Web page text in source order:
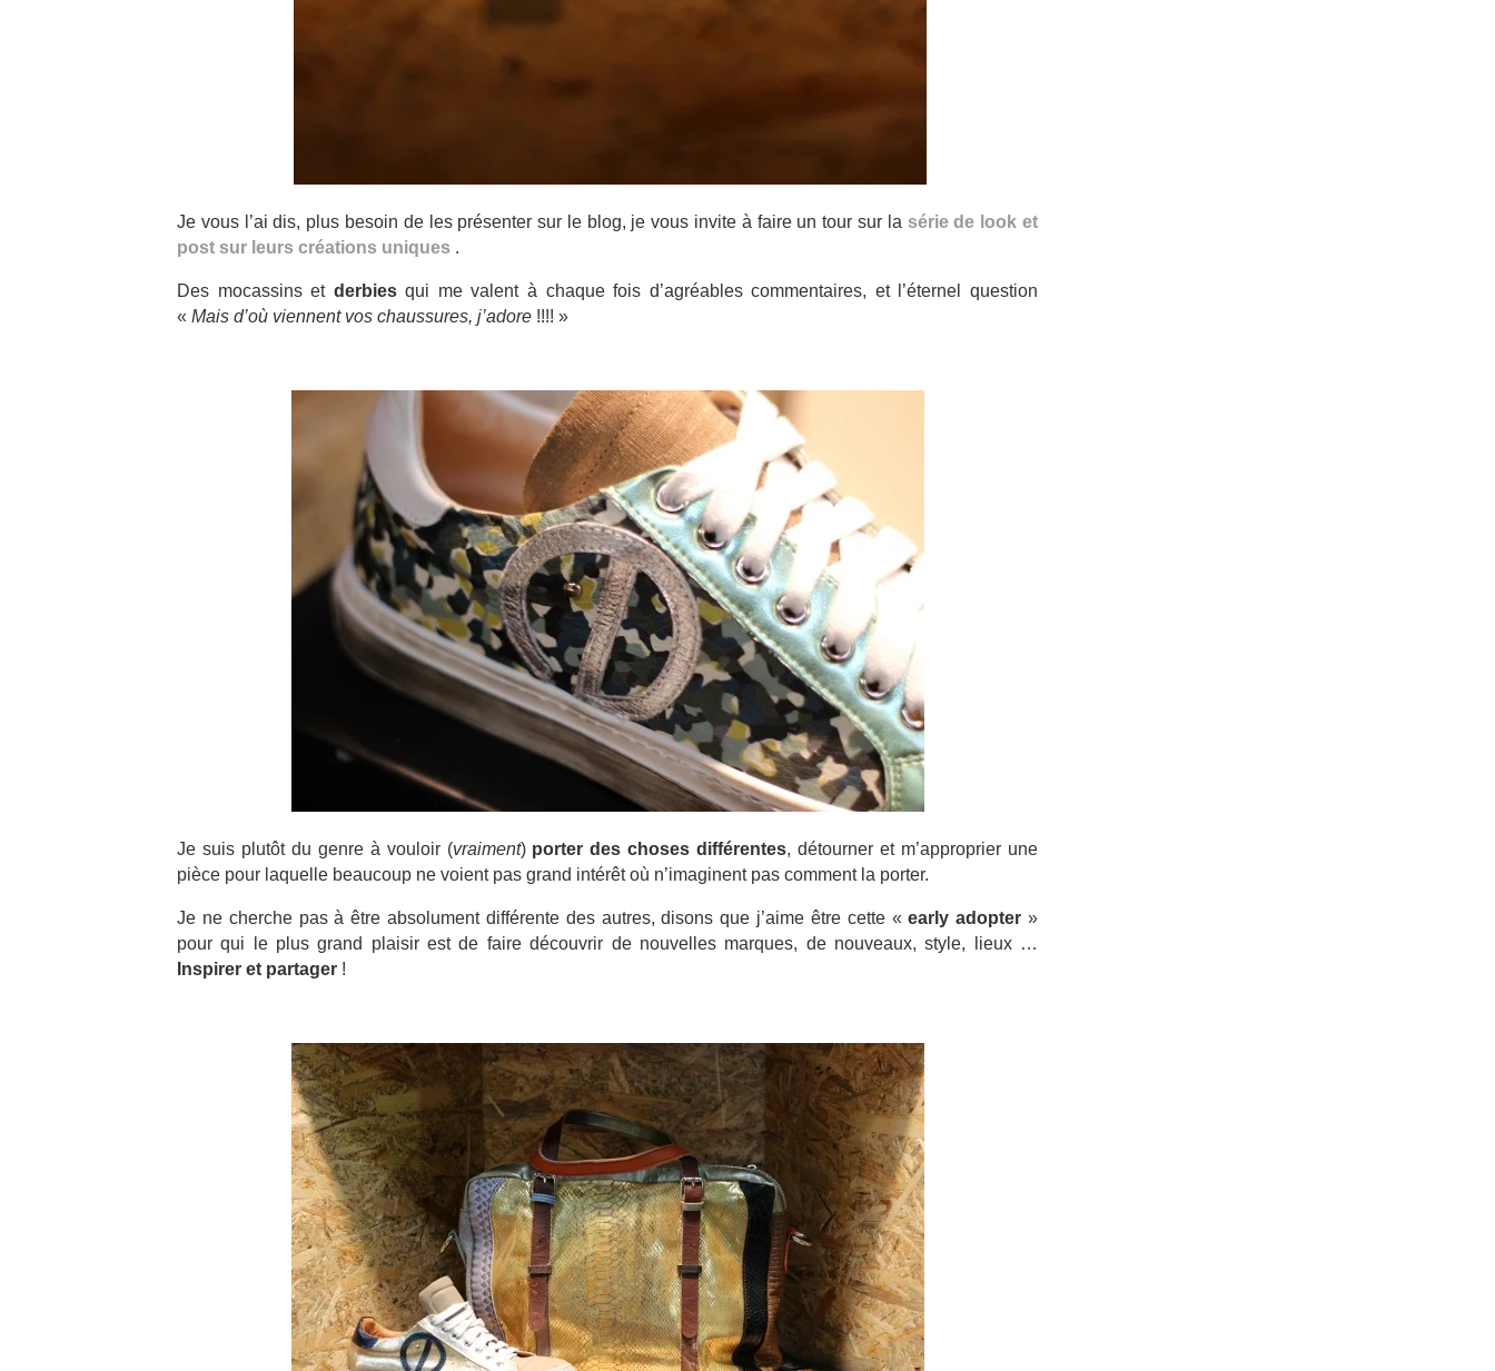
Je vous l’ai dis, plus besoin de les présenter sur le blog, je vous invite à faire un tour sur la série de look et
post sur leurs créations uniques .
Des mocassins et derbiesqui me valent à chaque fois d’agréables commentaires, et l’éternel question
« Mais d’où viennent vos chaussures, j’adore !!!! »
Je suis plutôt du genre à vouloir (vraiment) porter des choses différentes, détourner et m’approprier une
pièce pour laquelle beaucoup ne voient pas grand intérêt où n’imaginent pas comment la porter.
Je ne cherche pas à être absolument différente des autres, disons que j’aime être cette «early adopter »
pour qui le plus grand plaisir est de faire découvrir de nouvelles marques, de nouveaux, style, lieux …
Inspirer et partager !